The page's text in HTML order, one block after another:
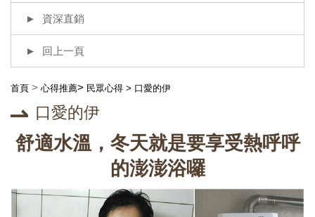
資深直銷
回上一頁
首頁 > 心得推薦> 民眾心得 > 口愛的伊
口愛的伊
舒適水溫，冬天就是要享受熱呼呼
的澎澎浴囉